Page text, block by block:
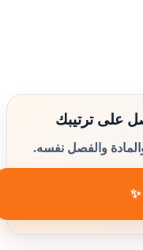
على ترتيبك
والفصل نفسه.